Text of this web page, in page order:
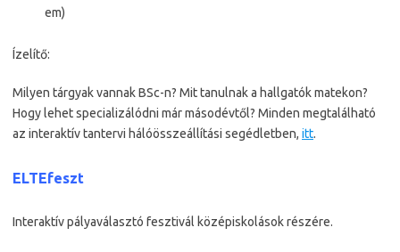
em)
Ízelítő:
Milyen tárgyak vannak BSc-n? Mit tanulnak a hallgatók matekon?
Hogy lehet specializálódni már másodévtől? Minden megtalálható
az interaktív tantervi hálóösszeállítási segédletben, itt.
ELTEfeszt
Interaktív pályaválasztó fesztivál középiskolások részére.